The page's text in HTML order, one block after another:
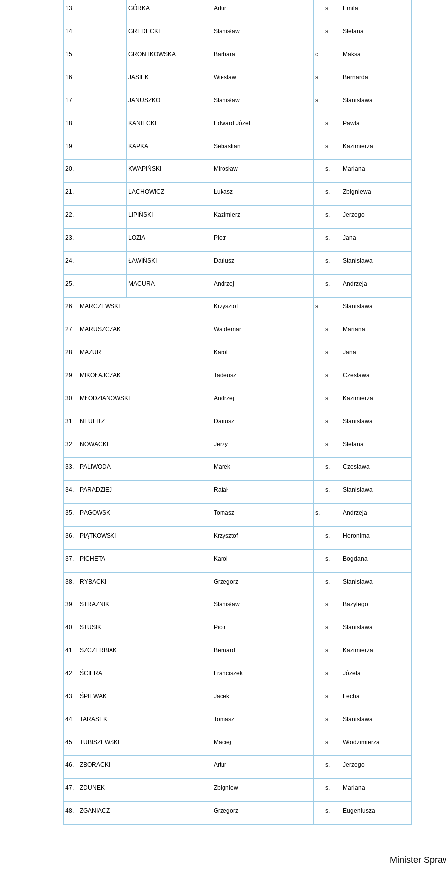
13. GÓRKA Artur s. Emila
14. GREDECKI Stanisław s. Stefana
15. GRONTKOWSKA Barbara c. Maksa
16. JASIEK Wiesław s. Bernarda
17. JANUSZKO Stanisław s. Stanisława
18. KANIECKI Edward Józef s. Pawła
19. KAPKA Sebastian s. Kazimierza
20. KWAPIŃSKI Mirosław s. Mariana
21. LACHOWICZ Łukasz s. Zbigniewa
22. LIPIŃSKI Kazimierz s. Jerzego
23. LOZIA Piotr s. Jana
24. ŁAWIŃSKI Dariusz s. Stanisława
25. MACURA Andrzej s. Andrzeja
26. MARCZEWSKI Krzysztof s. Stanisława
27. MARUSZCZAK Waldemar s. Mariana
28. MAZUR Karol s. Jana
29. MIKOŁAJCZAK Tadeusz s. Czesława
30. MŁODZIANOWSKI Andrzej s. Kazimierza
31. NEULITZ Dariusz s. Stanisława
32. NOWACKI Jerzy s. Stefana
33. PALIWODA Marek s. Czesława
34. PARADZIEJ Rafał s. Stanisława
35. PĄGOWSKI Tomasz s. Andrzeja
36. PIĄTKOWSKI Krzysztof s. Heronima
37. PICHETA Karol s. Bogdana
38. RYBACKI Grzegorz s. Stanisława
39. STRAŻNIK Stanisław s. Bazylego
40. STUSIK Piotr s. Stanisława
41. SZCZERBIAK Bernard s. Kazimierza
42. ŚCIERA Franciszek s. Józefa
43. ŚPIEWAK Jacek s. Lecha
44. TARASEK Tomasz s. Stanisława
45. TUBISZEWSKI Maciej s. Włodzimierza
46. ZBORACKI Artur s. Jerzego
47. ZDUNEK Zbigniew s. Mariana
48. ZGANIACZ Grzegorz s. Eugeniusza
Minister